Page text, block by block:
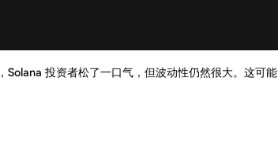
Solana 投资者松了一口气，但波动性仍然很大。这可能